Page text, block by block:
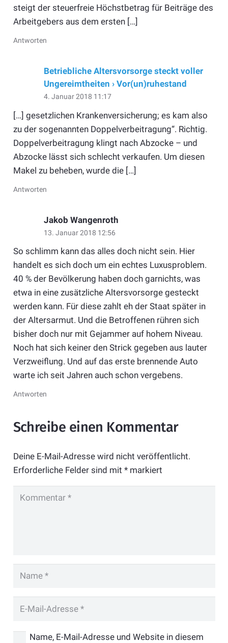
steigt der steuerfreie Höchstbetrag für Beiträge des
Arbeitgebers aus dem ersten […]
Antworten
Betriebliche Altersvorsorge steckt voller
Ungereimtheiten › Vor(un)ruhestand
4. Januar 2018 11:17
[…] gesetzlichen Krankenversicherung; es kam also
zu der sogenannten Doppelverbeitragung“. Richtig.
Doppelverbeitragung klingt nach Abzocke – und
Abzocke lässt sich schlecht verkaufen. Um diesen
Makel zu beheben, wurde die […]
Antworten
Jakob Wangenroth
13. Januar 2018 12:56
So schlimm kann das alles doch nicht sein. Hier
handelt es sich doch um ein echtes Luxusproblem.
40 % der Bevölkerung haben doch garnichts, was
etwa in eine zusätzliche Altersvorsorge gesteckt
werden kann. Für diese zahlt eh der Staat später in
der Altersarmut. Und die Betroffenen rühren sich
bisher doch nur mit Gejammer auf hohem Niveau.
Noch hat sich keiner den Strick gegeben aus lauter
Verzweiflung. Und auf das erste brennende Auto
warte ich seit Jahren auch schon vergebens.
Antworten
Schreibe einen Kommentar
Deine E-Mail-Adresse wird nicht veröffentlicht.
Erforderliche Felder sind mit *markiert
Name, E-Mail-Adresse und Website in diesem